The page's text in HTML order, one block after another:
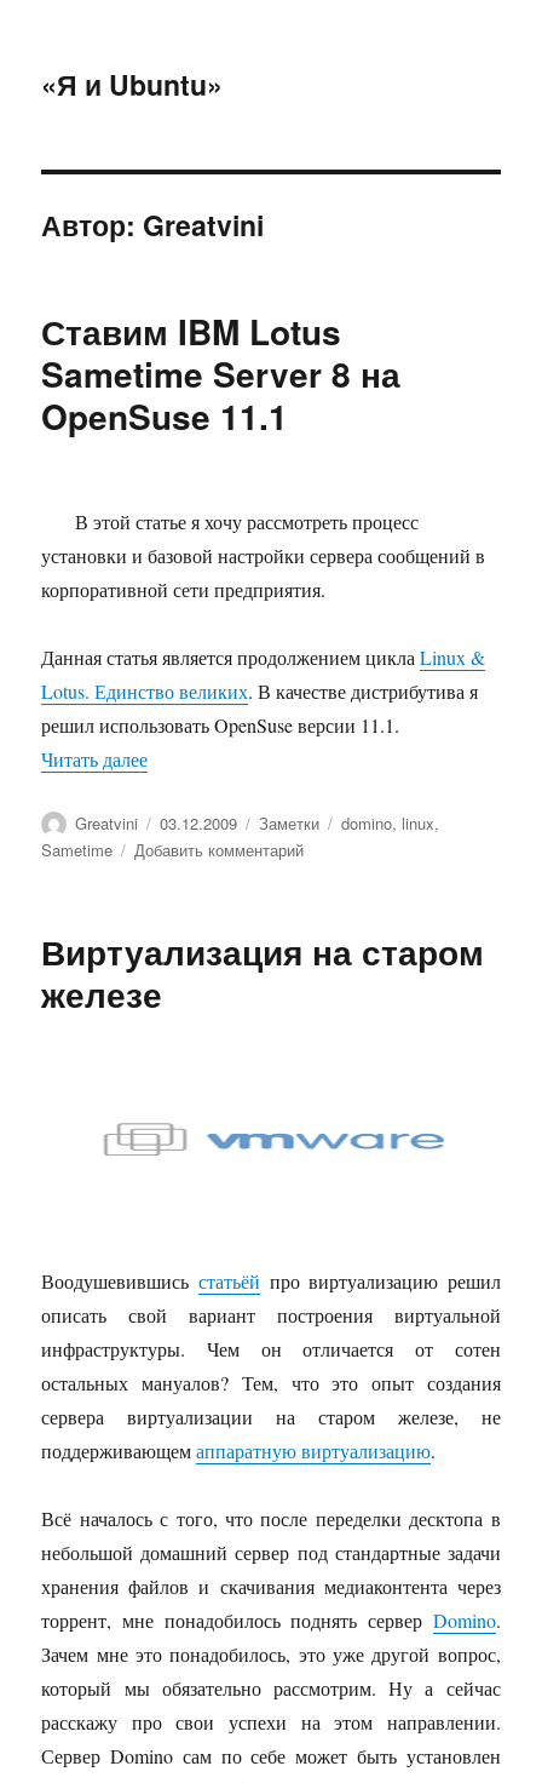
«Я и Ubuntu»
Автор: Greatvini
Ставим IBM Lotus
Sametime Server 8 на
OpenSuse 11.1
В этой статье я хочу рассмотреть процесс
установки и базовой настройки сервера сообщений в
корпоративной сети предприятия.
Данная статья является продолжением циклаLinux &
Lotus. Единство великих. В качестве дистрибутива я
решил использовать OpenSuse версии 11.1.
Читать далее«Ставим IBM Lotus Sametime Server 8 на
Автор
Greatvini Опубликовано
03.12.2009 Рубрики
Заметки Метки
domino, linux,
Sametime
Добавить комментарийк
Lotus
Виртуализация на старом
железе
Воодушевившись статьёй про виртуализацию решил
описать свой вариант построения виртуальной
инфраструктуры. Чем он отличается от сотен
остальных мануалов? Тем, что это опыт создания
сервера виртуализации на старом железе, не
поддерживающемаппаратную виртуализацию.
Всё началось с того, что после переделки десктопа в
небольшой домашний сервер под стандартные задачи
хранения файлов и скачивания медиаконтента через
торрент, мне понадобилось поднять сервер Domino.
Зачем мне это понадобилось, это уже другой вопрос,
который мы обязательно рассмотрим. Ну а сейчас
расскажу про свои успехи на этом направлении.
Сервер Domino сам по себе может быть установлен